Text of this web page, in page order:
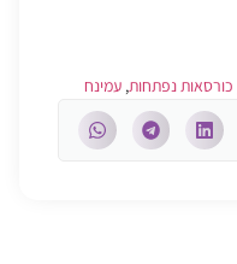
כורסאות נפתחות, עמינח